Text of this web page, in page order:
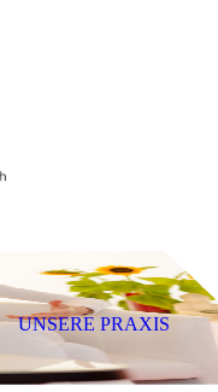
UNSERE PRAXIS